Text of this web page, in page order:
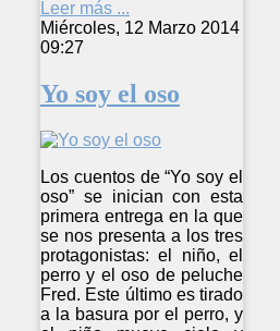
Leer más ...
Miércoles, 12 Marzo 2014
09:27
Yo soy el oso
Los cuentos de “Yo soy el
oso” se inician con esta
primera entrega en la que
se nos presenta a los tres
protagonistas: el niño, el
perro y el oso de peluche
Fred. Este último es tirado
a la basura por el perro, y